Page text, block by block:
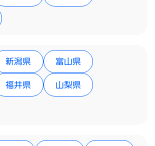
新潟県 富山県
福井県 山梨県